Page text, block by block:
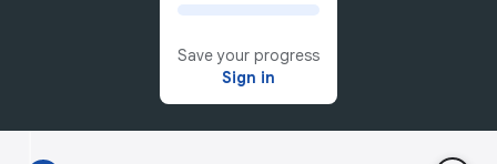
Save your progress
Sign in